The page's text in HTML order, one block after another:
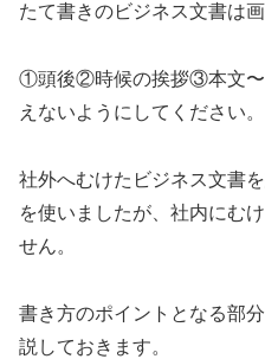
たて書きのビジネス文書は
①頭後②時候の挨拶③本文〜
えないようにしてください。
社外へむけたビジネス文書
を使いましたが、社内にむ
せん。
書き方のポイントとなる部
説しておきます。